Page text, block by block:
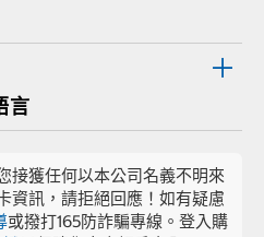
言
接獲任何以本公司名義不明來
資訊，請拒絕回應！如有疑慮
或撥打165防詐騙專線。登入購